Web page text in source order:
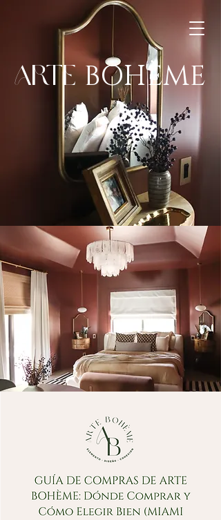
ARTEBOHÈME